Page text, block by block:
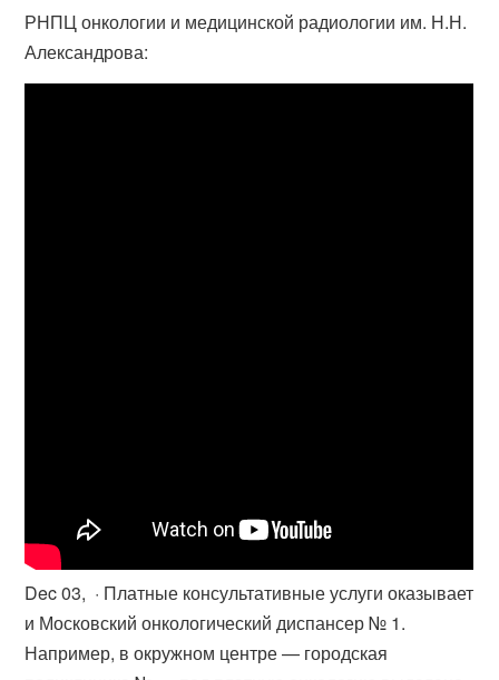
РНПЦ онкологии и медицинской радиологии им. Н.Н.
Александрова:
Dec 03, · Платные консультативные услуги оказывает
и Московский онкологический диспансер № 1.
Например, в окружном центре — городская